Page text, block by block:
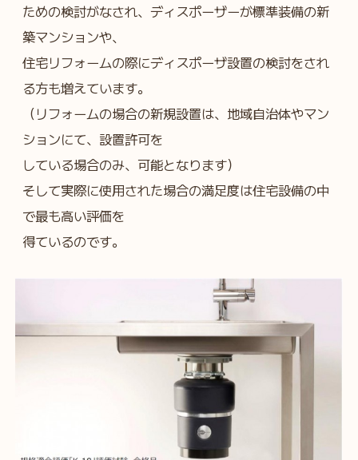
ための検討がなされ、ディスポーザーが標準装備の新
築マンションや、
住宅リフォームの際にディスポーザ設置の検討をされ
る方も増えています。
（リフォームの場合の新規設置は、地域自治体やマン
ションにて、設置許可を
している場合のみ、可能となります）
そして実際に使用された場合の満足度は住宅設備の中
で最も高い評価を
得ているのです。